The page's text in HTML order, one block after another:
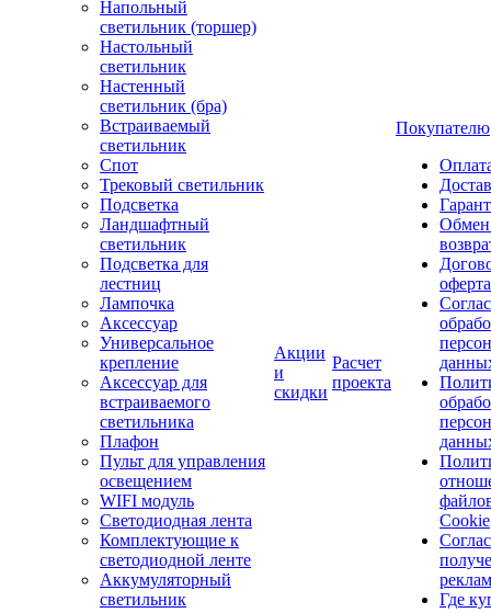
Напольный
светильник (торшер)
Настольный
светильник
Настенный
светильник (бра)
Встраиваемый
светильник
Спот
Трековый светильник
Подсветка
Ландшафтный
светильник
Подсветка для
лестниц
Лампочка
Аксессуар
Универсальное
крепление
Аксессуар для
встраиваемого
светильника
Плафон
Пульт для управления
освещением
WIFI модуль
Светодиодная лента
Комплектующие к
светодиодной ленте
Аккумуляторный
светильник
Акции
и
скидки
Расчет
проекта
Покупателю
оферта
Cookie
Где